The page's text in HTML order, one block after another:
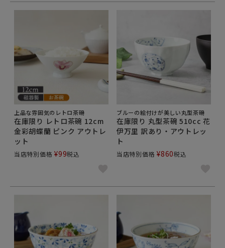
上品な雰囲気のレトロ茶碗
在庫限り レトロ茶碗 12cm
金彩胡蝶蘭 ピンク アウトレ
ット
当店特別価格 ¥99税込
ブルーの絵付けが美しい丸型茶碗
在庫限り 丸型茶碗 510cc 花
伊万里 訳あり・アウトレッ
ト
当店特別価格 ¥860税込